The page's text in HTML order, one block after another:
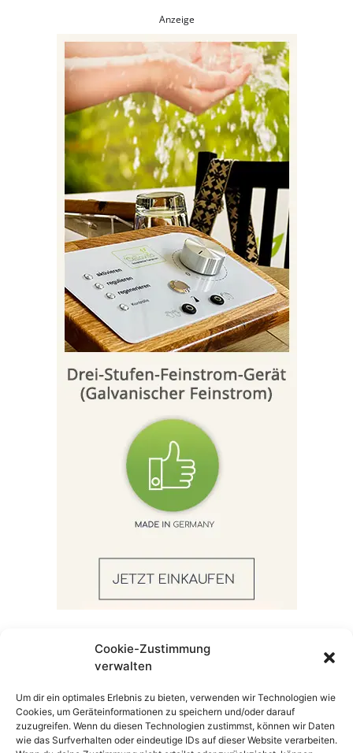
Cookie-Zustimmung
verwalten
Um dir ein optimales Erlebnis zu bieten, verwenden wir Technologien wie
Cookies, um Geräteinformationen zu speichern und/oder darauf
zuzugreifen. Wenn du diesen Technologien zustimmst, können wir Daten
wie das Surfverhalten oder eindeutige IDs auf dieser Website verarbeiten.
Anzeige
Impressum